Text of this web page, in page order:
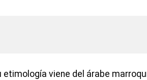
etimología viene del árabe